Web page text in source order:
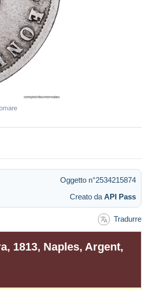
Oggetto n°2534215874
Creato da API Pass
Tradurre
1813, Naples, Argent,